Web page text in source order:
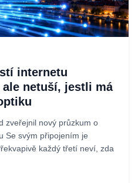
internetu
netuší, jestli má
zveřejnil nový průzkum o
Se svým připojením je
každý třetí neví, zda